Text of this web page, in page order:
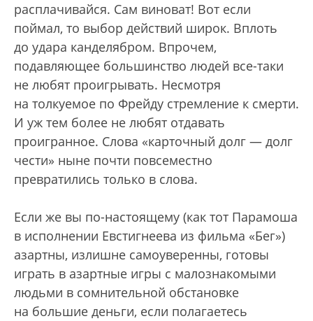
расплачивайся. Сам виноват! Вот если
поймал, то выбор действий широк. Вплоть
до удара канделябром. Впрочем,
подавляющее большинство людей все-таки
не любят проигрывать. Несмотря
на толкуемое по Фрейду стремление к смерти.
И уж тем более не любят отдавать
проигранное. Слова «карточный долг — долг
чести» ныне почти повсеместно
превратились только в слова.
Если же вы по-настоящему (как тот Парамоша
в исполнении Евстигнеева из фильма «Бег»)
азартны, излишне самоуверенны, готовы
играть в азартные игры с малознакомыми
людьми в сомнительной обстановке
на большие деньги, если полагаетесь